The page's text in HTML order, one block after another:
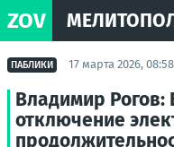
ZOV
ПАБЛИКИ 17 марта 2026, 08:58
Владимир Рогов:
отключение